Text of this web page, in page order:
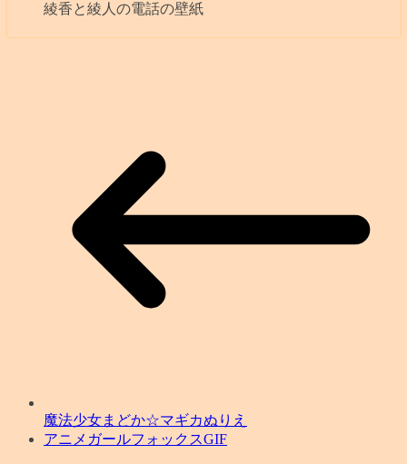
綾香と綾人の電話の壁紙
魔法少女まどか☆マギカぬりえ
アニメガールフォックスGIF